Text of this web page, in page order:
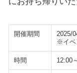
開催期間
2025/
※イベ
時間 12:00